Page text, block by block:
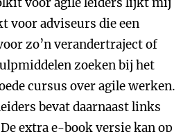
voor adviseurs die een
zo’n verandertraject of
zoeken bij het
cursus over agile werken.
bevat daarnaast links
extra e-book versie kan op